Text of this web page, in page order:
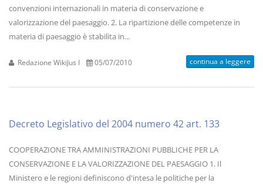
convenzioni internazionali in materia di conservazione e
valorizzazione del paesaggio. 2. La ripartizione delle competenze in
materia di paesaggio è stabilita in...
Redazione WikiJus I 05/07/2010 continua a leggere
Decreto Legislativo del 2004 numero 42 art. 133
COOPERAZIONE TRA AMMINISTRAZIONI PUBBLICHE PER LA
CONSERVAZIONE E LA VALORIZZAZIONE DEL PAESAGGIO 1. Il
Ministero e le regioni definiscono d'intesa le politiche per la